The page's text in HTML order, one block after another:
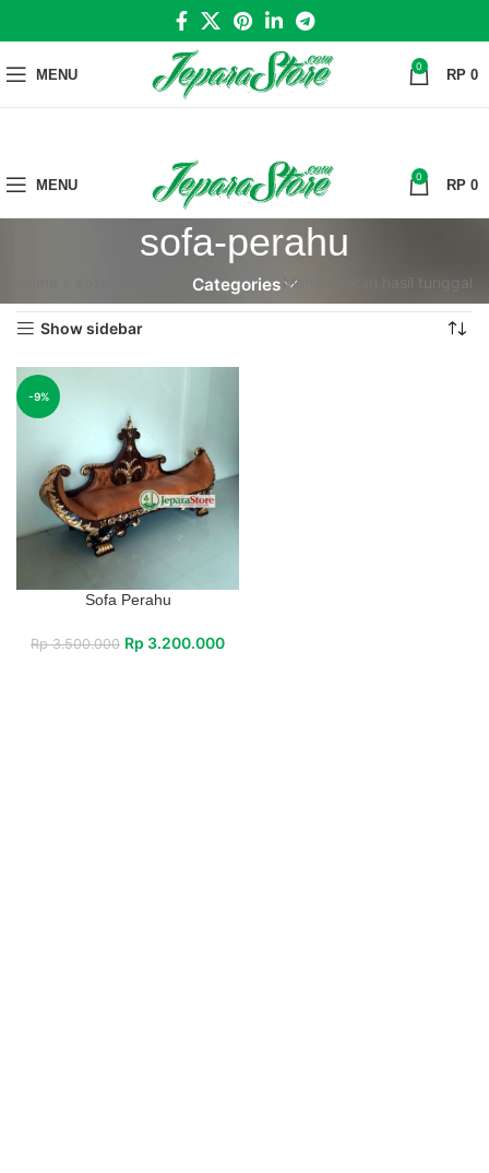
MENU 0 RP 0
MENU 0 RP 0
sofa-perahu
Categories Menampilkan hasil tunggal
Show sidebar
-9%
Sofa Perahu
Rp3.500.000 Rp 3.200.000